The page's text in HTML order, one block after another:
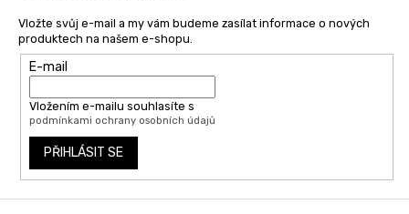
Vložte svůj e-mail a my vám budeme zasílat informace o nových
produktech na našem e-shopu.
E-mail
Vložením e-mailu souhlasíte s
podmínkami ochrany osobních údajů
PŘIHLÁSIT SE